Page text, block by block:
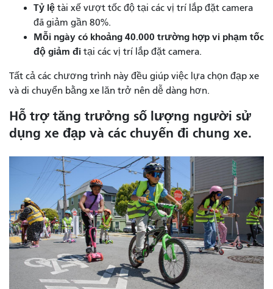
Tỷ lệ tài xế vượt tốc độ tại các vị trí lắp đặt camera
đã giảm gần 80%.
Mỗi ngày có khoảng 40.000 trường hợp vi phạm tốc
độ giảm đi tại các vị trí lắp đặt camera.
Tất cả các chương trình này đều giúp việc lựa chọn đạp xe
và di chuyển bằng xe lăn trở nên dễ dàng hơn.
Hỗ trợ tăng trưởng số lượng người sử
dụng xe đạp và các chuyến đi chung xe.